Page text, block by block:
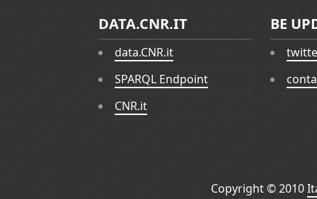
DATA.CNR.IT
data.CNR.it
SPARQL Endpoint
CNR.it
BE
Copyright © 2010